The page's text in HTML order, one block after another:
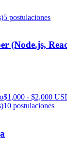
5 postulaciones
(Node.js,
$1,000 - $2,000
10 postulaciones